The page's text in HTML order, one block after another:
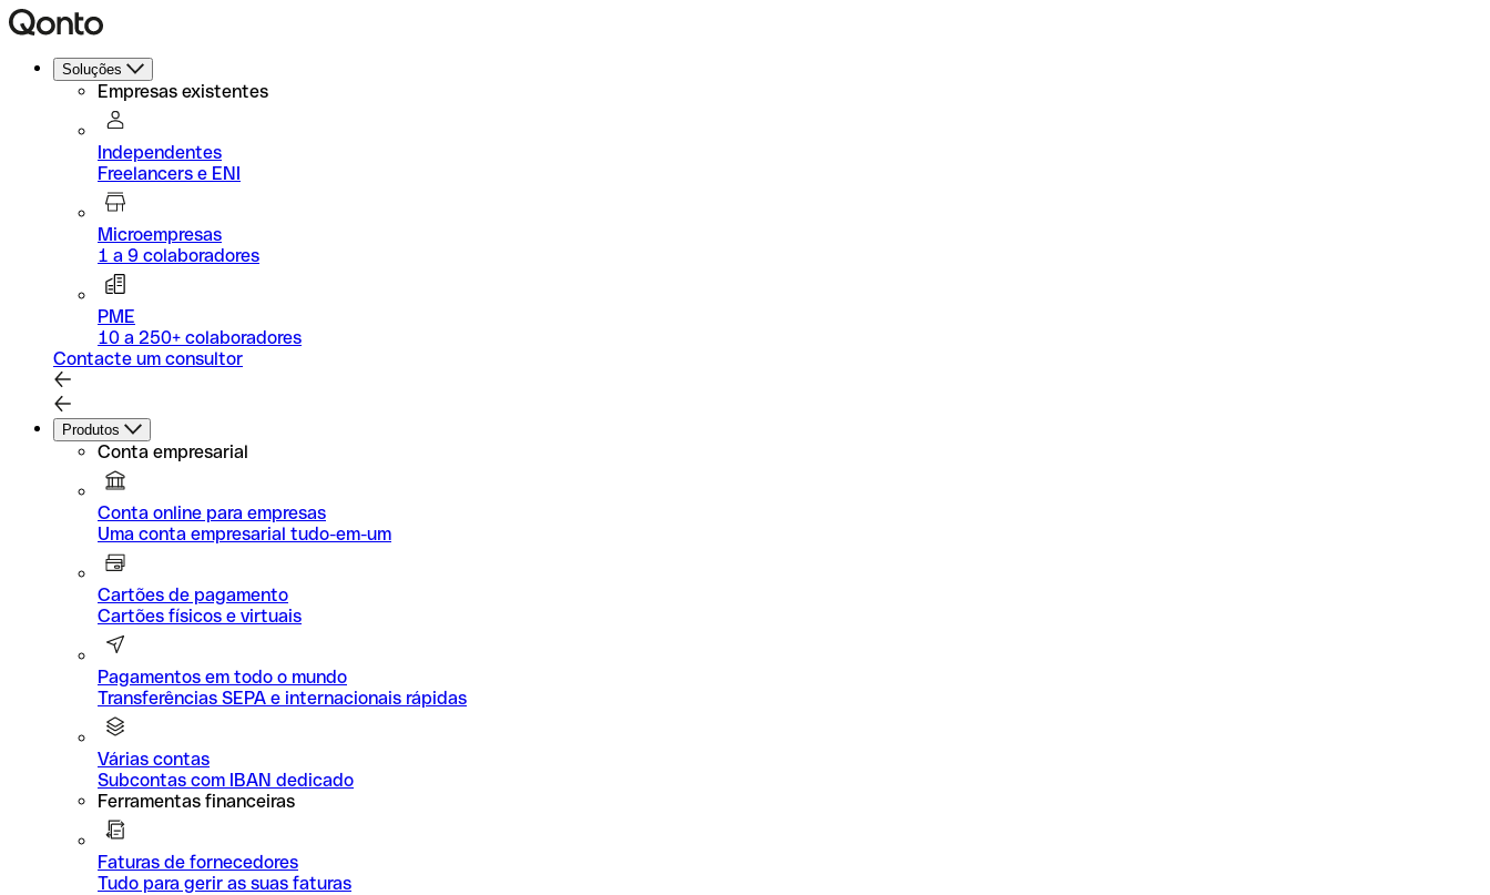
Soluções
Empresas existentes
Independentes
Freelancers e ENI
Microempresas
1 a 9 colaboradores
PME
10 a 250+ colaboradores
Contacte um consultor
Produtos
Conta empresarial
Conta online para empresas
Uma conta empresarial tudo-em-um
Cartões de pagamento
Cartões físicos e virtuais
Pagamentos em todo o mundo
Transferências SEPA e internacionais rápidas
Várias contas
Subcontas com IBAN dedicado
Ferramentas financeiras
Faturas de fornecedores
Tudo para gerir as suas faturas